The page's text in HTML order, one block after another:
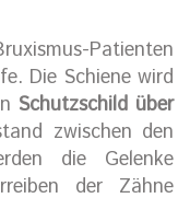
Patienten
Die Schiene wird
Schutzschild über
zwischen den
die Gelenke
der Zähne